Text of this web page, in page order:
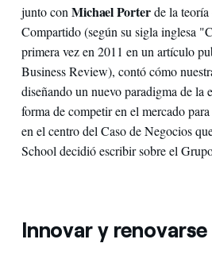
junto conMichael Porterde la
Compartido (según su sigla inglesa
primera vez en 2011 en un artículo
Business Review), contó cómo
diseñando un nuevo paradigma de la
forma de competir en el mercado
en el centro del Caso de Negocios
School decidió escribir sobre el
Innovar y renovarse